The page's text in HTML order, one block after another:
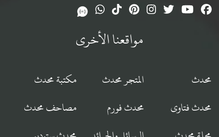
مواقعنا الأخرى
محدث المتجر محدث
مكتبة محدث
محدث فتاوى
محدث فورم
مصاحف محدث